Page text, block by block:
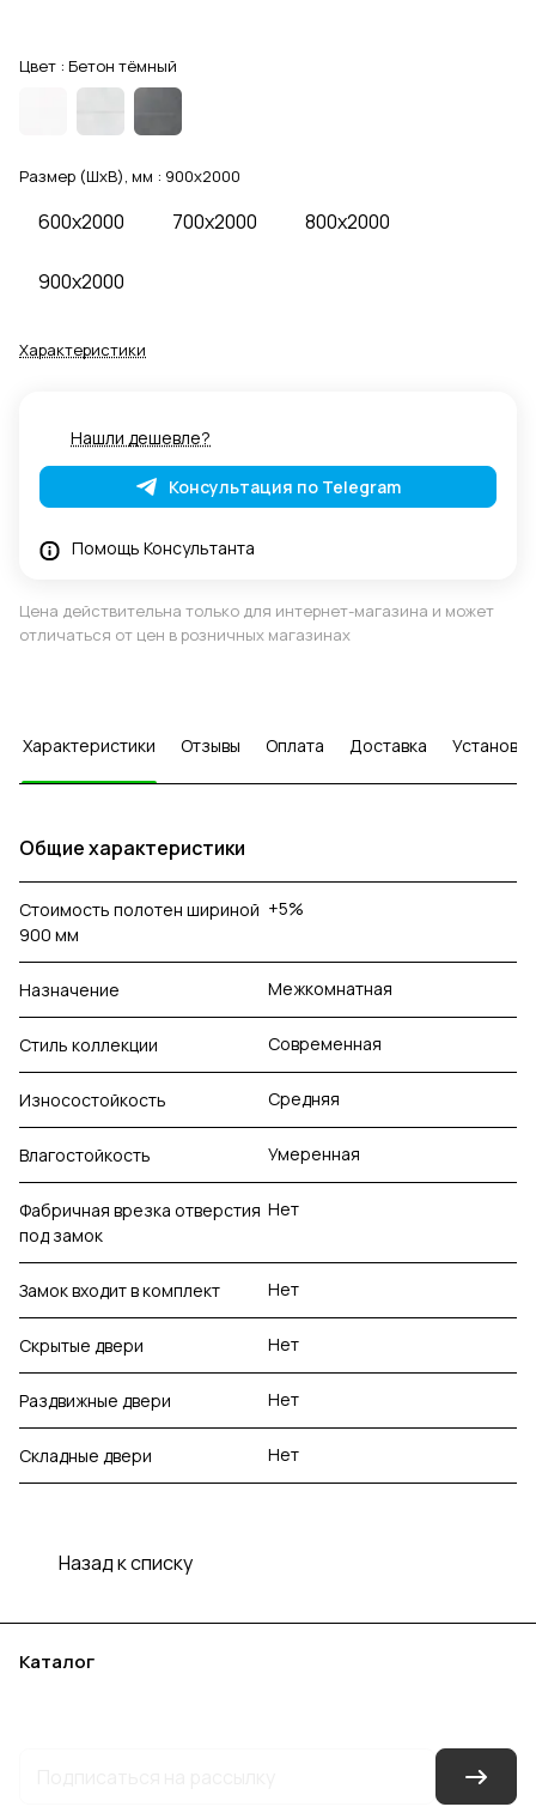
Цвет : Бетон тёмный
Размер (ШхВ), мм : 900x2000
600x2000 700x2000 800x2000
900x2000
Характеристики
Нашли дешевле?
Консультация по Telegram
Помощь Консультанта
Цена действительна только для интернет-магазина и может
отличаться от цен в розничных магазинах
Характеристики Отзывы Оплата Доставка Установка
Общие характеристики
Стоимость полотен шириной
900 мм
+5%
Назначение Межкомнатная
Стиль коллекции Современная
Износостойкость Средняя
Влагостойкость Умеренная
Фабричная врезка отверстия
под замок
Нет
Замок входит в комплект Нет
Скрытые двери Нет
Раздвижные двери Нет
Складные двери Нет
Назад к списку
Каталог